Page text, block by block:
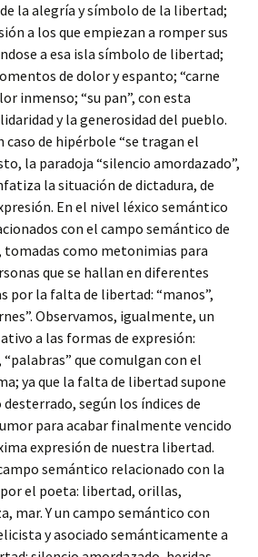
la alegría y símbolo de la libertad;
a los que empiezan a romper sus
a esa isla símbolo de libertad;
de dolor y espanto; “carne
inmenso; “su pan”, con esta
y la generosidad del pueblo.
caso de hipérbole “se tragan el
la paradoja “silencio amordazado”,
la situación de dictadura, de
En el nivel léxico semántico
con el campo semántico de
tomadas como metonimias para
que se hallan en diferentes
por la falta de libertad: “manos”,
Observamos, igualmente, un
a las formas de expresión:
“palabras” que comulgan con el
ya que la falta de libertad supone
según los índices de
para acabar finalmente vencido
expresión de nuestra libertad.
semántico relacionado con la
el poeta: libertad, orillas,
mar. Y un campo semántico con
y asociado semánticamente a